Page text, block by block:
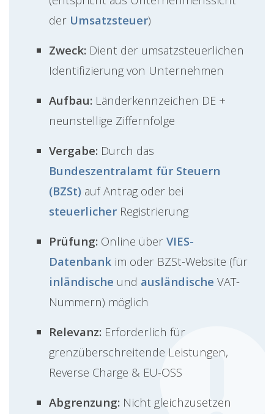
der Umsatzsteuer)
Zweck: Dient der umsatzsteuerlichen
Identifizierung von Unternehmen
Aufbau: Länderkennzeichen DE +
neunstellige Ziffernfolge
Vergabe: Durch das
Bundeszentralamt für Steuern
(BZSt) auf Antrag oder bei
steuerlicher Registrierung
Prüfung: Online über VIES-
Datenbank im oder BZSt-Website (für
inländische und ausländische VAT-
Nummern) möglich
Relevanz: Erforderlich für
grenzüberschreitende Leistungen,
Reverse Charge & EU-OSS
Abgrenzung: Nicht gleichzusetzen